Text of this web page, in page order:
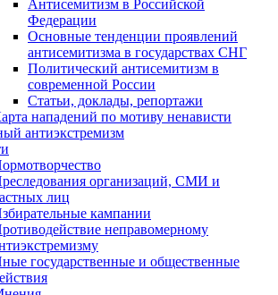
Антисемитизм в Российской
Федерации
Основные тенденции проявлений
антисемитизма в государствах СНГ
Политический антисемитизм в
современной России
Статьи, доклады, репортажи
нападений по мотиву ненависти
антиэкстремизм
организаций, СМИ и
лиц
кампании
неправомерному
государственные и общественные